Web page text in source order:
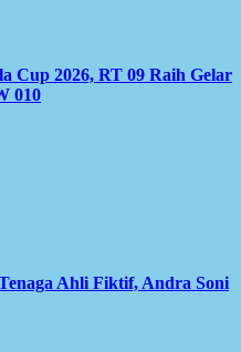
Cup 2026, RT 09 Raih Gelar
010
Ahli Fiktif, Andra Soni